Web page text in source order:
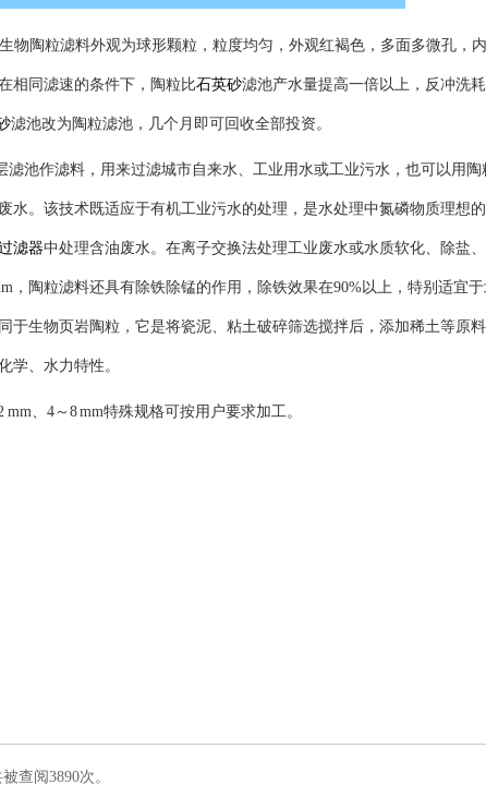
陶粒滤料外观为球形颗粒，粒度均匀，外观红褐色，多面多微孔，
相同滤速的条件下，陶粒比石英砂滤池产水量提高一倍以上，反冲洗
滤池改为陶粒滤池，几个月即可回收全部投资。
池作滤料，用来过滤城市自来水、工业用水或工业污水，也可以用陶
水。该技术既适应于有机工业污水的处理，是水处理中氮磷物质理想
滤器中处理含油废水。在离子交换法处理工业废水或水质软化、除盐
， 陶粒滤料还具有除铁除锰的作用，除铁效果在90%以上，特别适宜于
于生物页岩陶粒，它是将瓷泥、粘土破碎筛选搅拌后，添加稀土等原
学、水力特性。
、4～8 mm特殊规格可按用户要求加工。
查阅3890次。